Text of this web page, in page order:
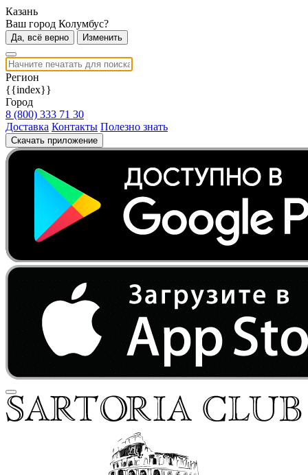
Казань
Ваш город Колумбус?
Да, всё верно Изменить
Регион
{{index}}
Город
8 (800) 333 71 30
Доставка Контакты Полезно знать
Скачать приложение